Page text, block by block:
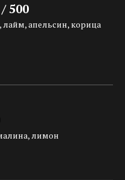
500
апельсин, корица
лимон